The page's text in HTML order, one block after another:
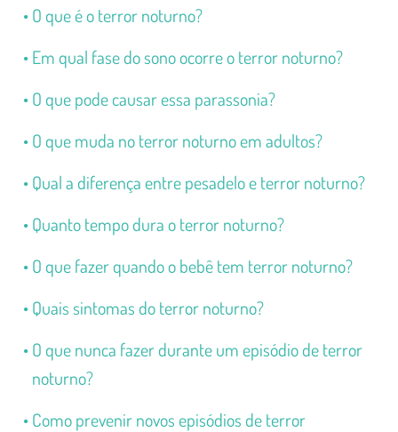
O que é o terror noturno?
Em qual fase do sono ocorre o terror noturno?
O que pode causar essa parassonia?
O que muda no terror noturno em adultos?
Qual a diferença entre pesadelo e terror noturno?
Quanto tempo dura o terror noturno?
O que fazer quando o bebê tem terror noturno?
Quais sintomas do terror noturno?
O que nunca fazer durante um episódio de terror
noturno?
Como prevenir novos episódios de terror